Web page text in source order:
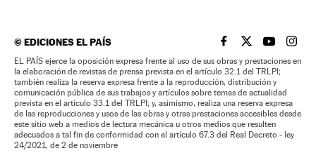
©EDICIONES EL PAÍS EL PAÍS BRASIL EN
EL PAÍSEL PAÍS
EL
EL PAÍS ejerce la oposición expresa frente al uso de sus obras y prestaciones en
la elaboración de revistas de prensa prevista en el artículo 32.1 del TRLPI;
también realiza la reserva expresa frente a la reproducción, distribución y
comunicación pública de sus trabajos y artículos sobre temas de actualidad
prevista en el artículo 33.1 del TRLPI; y, asimismo, realiza una reserva expresa
de las reproducciones y usos de las obras y otras prestaciones accesibles desde
este sitio web a medios de lectura mecánica u otros medios que resulten
adecuados a tal fin de conformidad con el artículo 67.3 del Real Decreto - ley
24/2021, de 2 de noviembre